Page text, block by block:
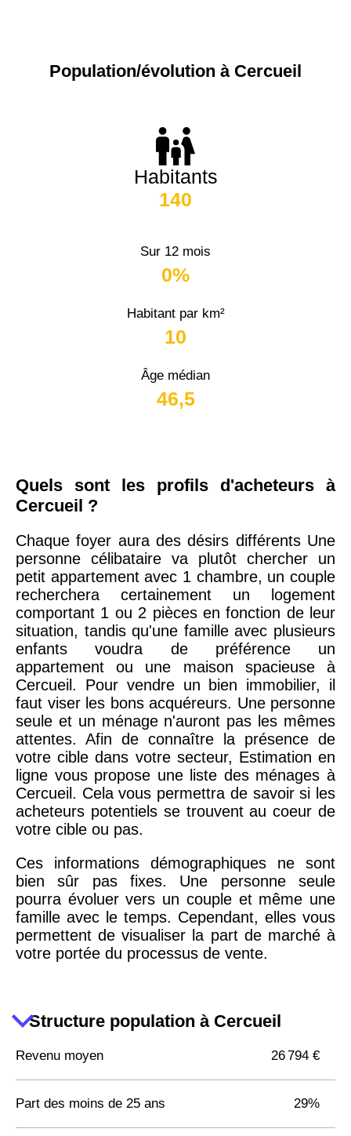
Population/évolution à Cercueil
Habitants
140
Sur 12 mois
0%
Habitant par km²
10
Âge médian
46,5
Quels sont les profils d'acheteurs à
Cercueil ?
Chaque foyer aura des désirs différents Une
personne célibataire va plutôt chercher un
petit appartement avec 1 chambre, un couple
recherchera certainement un logement
comportant 1 ou 2 pièces en fonction de leur
situation, tandis qu'une famille avec plusieurs
enfants voudra de préférence un
appartement ou une maison spacieuse à
Cercueil. Pour vendre un bien immobilier, il
faut viser les bons acquéreurs. Une personne
seule et un ménage n'auront pas les mêmes
attentes. Afin de connaître la présence de
votre cible dans votre secteur, Estimation en
ligne vous propose une liste des ménages à
Cercueil. Cela vous permettra de savoir si les
acheteurs potentiels se trouvent au coeur de
votre cible ou pas.
Ces informations démographiques ne sont
bien sûr pas fixes. Une personne seule
pourra évoluer vers un couple et même une
famille avec le temps. Cependant, elles vous
permettent de visualiser la part de marché à
votre portée du processus de vente.
Structure population à Cercueil
Revenu moyen 26 794 €
Part des moins de 25 ans 29%